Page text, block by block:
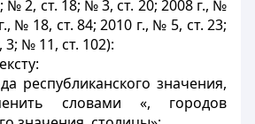
№ 2, ст. 18; № 3, ст. 20; 2008 г., №
№ 18, ст. 84; 2010 г., № 5, ст. 23;
3; № 11, ст. 102):
республиканского значения,
словами «, городов